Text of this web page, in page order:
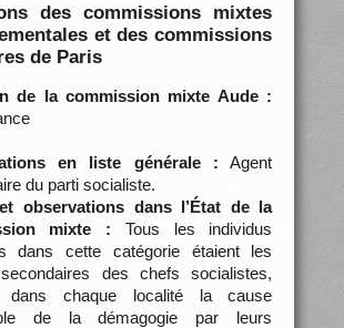
des commissions mixtes
et des commissions
de Paris
de la commission mixte Aude :
en liste générale : Agent
du parti socialiste.
observations dans l’État de la
mixte : Tous les individus
dans cette catégorie étaient les
des chefs socialistes,
dans chaque localité la cause
de la démagogie par leurs